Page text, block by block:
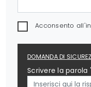
Acconsento
DOMANDA DI
Scrivere la parola